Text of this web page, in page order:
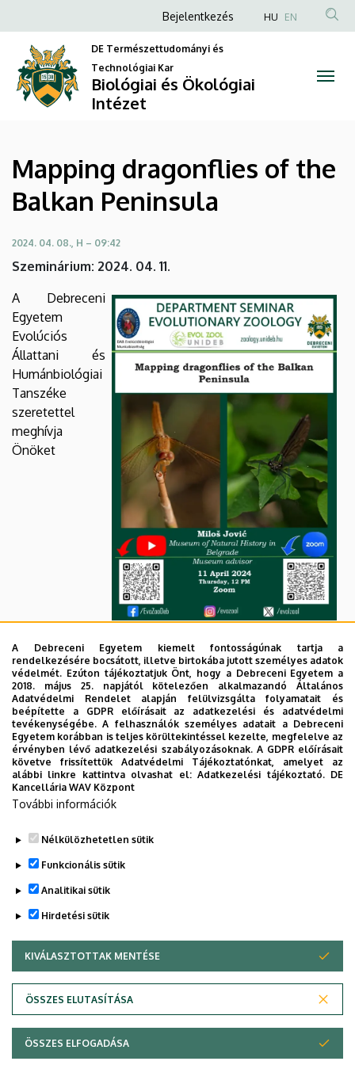
dragonflies
of
Peninsula
Biológiai
és
Ökológiai
Intézet
a
tartalomra
Anonim
Felhasználói
fiók
menüje
Bejelentkezés HU EN
DE Természettudományi és
Technológiai Kar
Biológiai és Ökológiai
Intézet
Mapping dragonflies of the
Balkan Peninsula
2024. 04. 08., H – 09:42
Szeminárium: 2024. 04. 11.
A Debreceni
Egyetem
Evolúciós
Állattani és
Humánbiológiai
Tanszéke
szeretettel
meghívja
Önöket
amelyre2024. április 11-én, 12 órátólkerül sor Zoom-on.
Mapping dragonflies of the Balkan
Peninsula
Miloš Jović
(Museum of Natural History in Belgrade)
Az előadás felvétele megtekinthető a következő oldalon:
Legutóbbi frissítés: 2024. 04. 11. 14:02
Adatvédelem
Szerzői jog © 2026 Unideb
A Debreceni Egyetem kiemelt fontosságúnak tartja a
rendelkezésére bocsátott, illetve birtokába jutott személyes adatok
védelmét. Ezúton tájékoztatjuk Önt, hogy a Debreceni Egyetem a
2018. május 25. napjától kötelezően alkalmazandó Általános
Adatvédelmi Rendelet alapján felülvizsgálta folyamatait és
beépítette a GDPR előírásait az adatkezelési és adatvédelmi
tevékenységébe. A felhasználók személyes adatait a Debreceni
Egyetem korábban is teljes körültekintéssel kezelte, megfelelve az
érvényben lévő adatkezelési szabályozásoknak. A GDPR előírásait
követve frissítettük Adatvédelmi Tájékoztatónkat, amelyet az
alábbi linkre kattintva olvashat el:Adatkezelési tájékoztató. DE
Kancellária WAV Központ
További információk
Nélkülözhetetlen sütik
Funkcionális sütik
Analitikai sütik
Hirdetési sütik
KIVÁLASZTOTTAK MENTÉSE
ÖSSZES ELUTASÍTÁSA
WITHDRAW CONSENT
ÖSSZES ELFOGADÁSA